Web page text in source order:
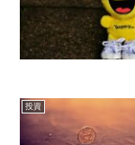
投資